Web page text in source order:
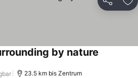
Teilen
by nature
23.5 km bis Zentrum